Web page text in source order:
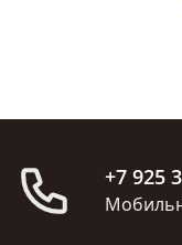
+7 925